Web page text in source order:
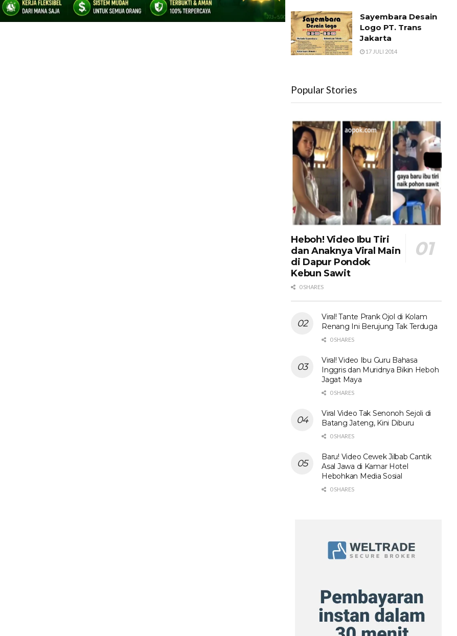
Sayembara Desain
Logo PT. Trans
Jakarta
17 JULI 2014
Popular Stories
Heboh! Video Ibu Tiri
dan Anaknya Viral Main
di Dapur Pondok
Kebun Sawit
0 SHARES
Viral! Tante Prank Ojol di Kolam
Renang Ini Berujung Tak Terduga
0 SHARES
Viral! Video Ibu Guru Bahasa
Inggris dan Muridnya Bikin Heboh
Jagat Maya
0 SHARES
Viral Video Tak Senonoh Sejoli di
Batang Jateng, Kini Diburu
0 SHARES
Baru! Video Cewek Jilbab Cantik
Asal Jawa di Kamar Hotel
Hebohkan Media Sosial
0 SHARES